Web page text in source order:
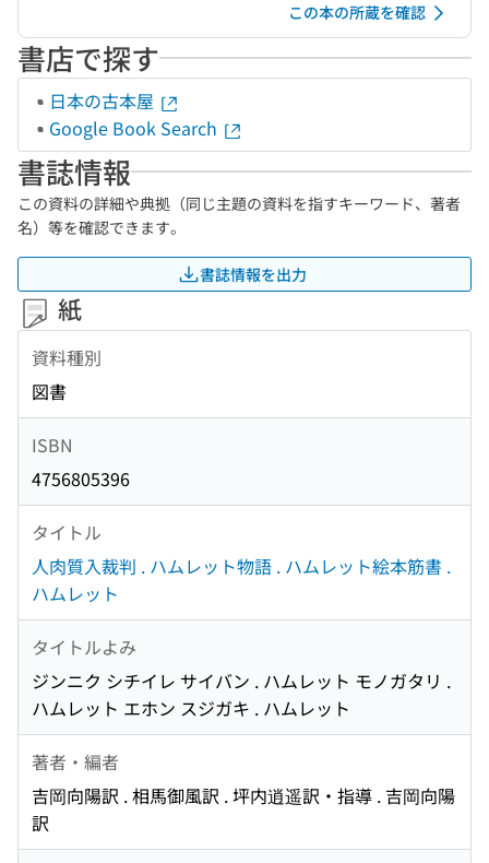
この本の所蔵を確認
書店で探す
日本の古本屋
Google Book Search
書誌情報
この資料の詳細や典拠（同じ主題の資料を指すキーワード、著者
名）等を確認できます。
書誌情報を出力
紙
資料種別
図書
ISBN
4756805396
タイトル
人肉質入裁判 . ハムレット物語 . ハムレット絵本筋書 .
ハムレット
タイトルよみ
ジンニク シチイレ サイバン . ハムレット モノガタリ .
ハムレット エホン スジガキ . ハムレット
著者・編者
吉岡向陽訳 . 相馬御風訳 . 坪内逍遥訳・指導 . 吉岡向陽
訳